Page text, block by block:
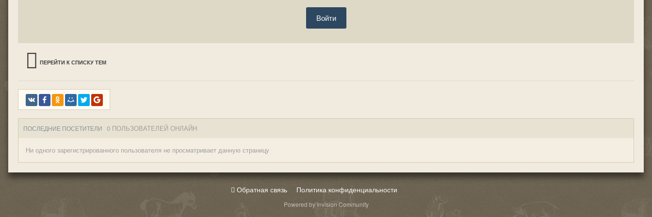
Войти
ПЕРЕЙТИ К СПИСКУ ТЕМ
ПОСЛЕДНИЕ ПОСЕТИТЕЛИ 0 ПОЛЬЗОВАТЕЛЕЙ ОНЛАЙН
Ни одного зарегистрированного пользователя не просматривает данную страницу
Обратная связь Политика конфиденциальности
Powered by Invision Community